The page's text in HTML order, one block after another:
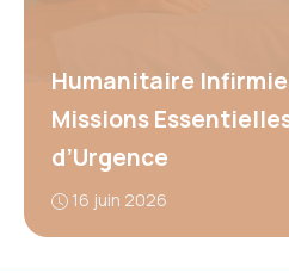
Humanitaire
Missions
d’Urgence
16 juin 2026